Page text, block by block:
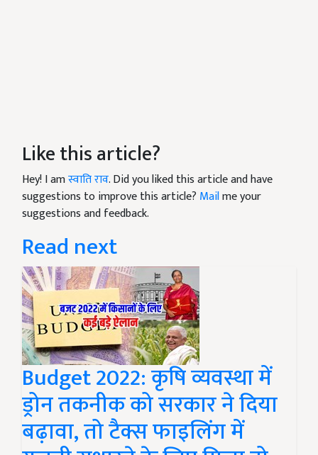
Like this article?
Hey! I amस्वाति राव. Did you liked this article and have
suggestions to improve this article? Mailme your
suggestions and feedback.
Read next
Budget 2022: कृषि व्यवस्था में
ड्रोन तकनीक को सरकार ने दिया
बढ़ावा, तो टैक्स फाइलिंग में